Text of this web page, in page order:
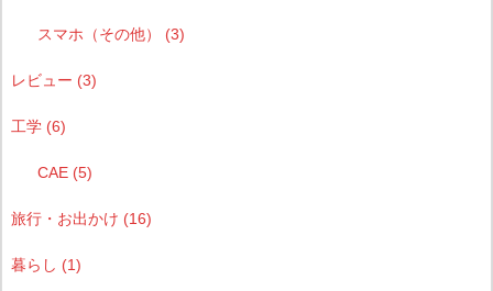
スマホ（その他） (3)
レビュー (3)
工学 (6)
CAE (5)
旅行・お出かけ (16)
暮らし (1)